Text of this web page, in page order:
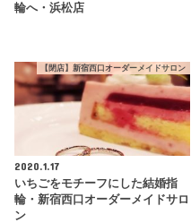
輪へ・浜松店
【閉店】新宿西口オーダーメイドサロン
2020.1.17
いちごをモチーフにした結婚指
輪・新宿西口オーダーメイドサロ
ン